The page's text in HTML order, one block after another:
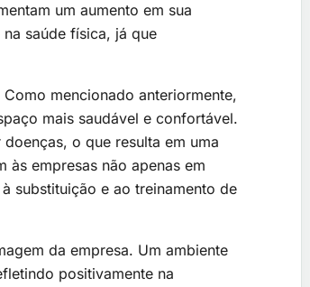
um aumento em sua
saúde física, já que
mencionado anteriormente,
mais saudável e confortável.
o que resulta em uma
às empresas não apenas em
substituição e ao treinamento de
da empresa. Um ambiente
positivamente na